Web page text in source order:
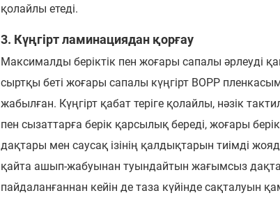
қолайлы етеді.
3. Күңгірт ламинациядан қорғау
Максималды беріктік пен жоғары сапалы әрлеуді
сыртқы беті жоғары сапалы күңгірт BOPP
жабылған. Күңгірт қабат теріге қолайлы, нәзік
пен сызаттарға берік қарсылық береді, жоғары
дақтары мен саусақ ізінің қалдықтарын тиімді
қайта ашып-жабуынан туындайтын жағымсыз
пайдаланғаннан кейін де таза күйінде сақталуын